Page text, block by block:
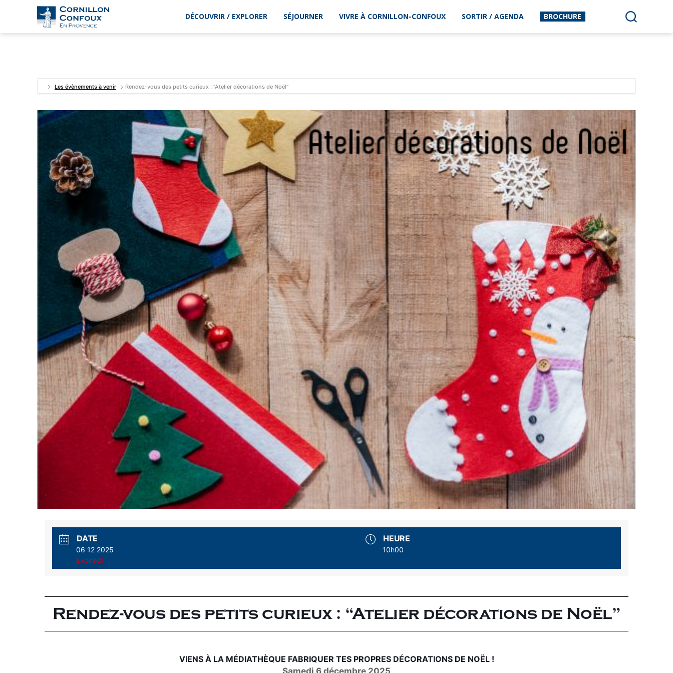
Ville
Provence
DÉCOUVRIR / EXPLORER SÉJOURNER VIVRE À CORNILLON-CONFOUX SORTIR / AGENDA BROCHURE
Les évènements à venir Rendez-vous des petits curieux : “Atelier décorations de Noël”
DATE
06 12 2025
Expired!
HEURE
10h00
Rendez-vous des petits curieux : “Atelier décorations de Noël”
VIENS À LA MÉDIATHÈQUE FABRIQUER TES PROPRES DÉCORATIONS DE NOËL !